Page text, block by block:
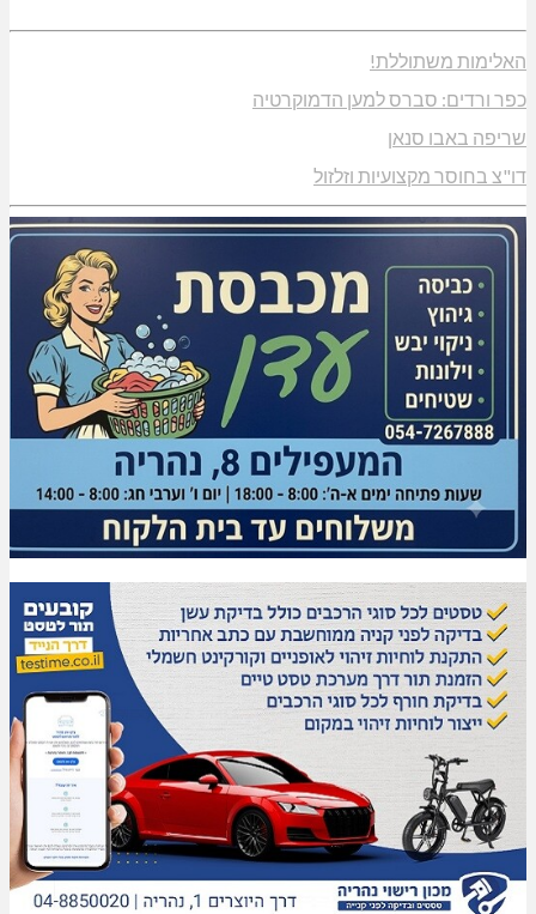
האלימות משתוללת!
כפר ורדים: סברס למען הדמוקרטיה
שריפה באבו סנאן
דו"צ בחוסר מקצועיות וזלזול